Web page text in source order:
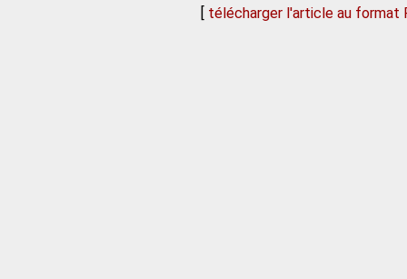
[ télécharger l'article au format